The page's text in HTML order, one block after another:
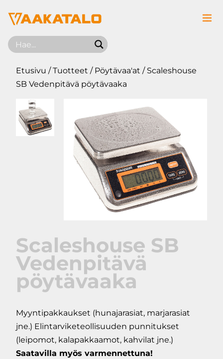
Etusivu /Tuotteet / Pöytävaa'at / Scaleshouse
SB Vedenpitävä pöytävaaka
Scaleshouse SB
Vedenpitävä
pöytävaaka
Myyntipakkaukset (hunajarasiat, marjarasiat
jne.) Elintarviketeollisuuden punnitukset
(leipomot, kalapakkaamot, kahvilat jne.)
Saatavilla myös varmennettuna!